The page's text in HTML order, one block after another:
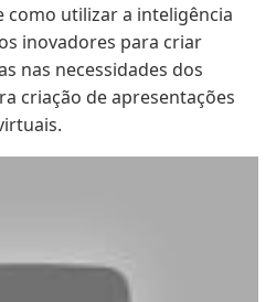
como utilizar a inteligência
inovadores para criar
nas necessidades dos
criação de apresentações